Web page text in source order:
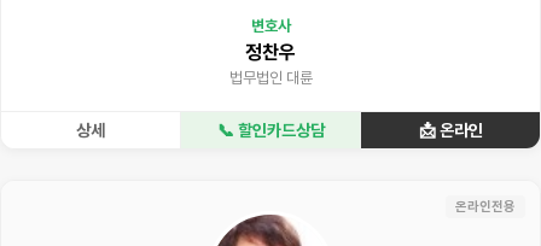
변호사
정찬우
법무법인 대륜
상세 📞 할인카드상담 📩 온라인
온라인전용